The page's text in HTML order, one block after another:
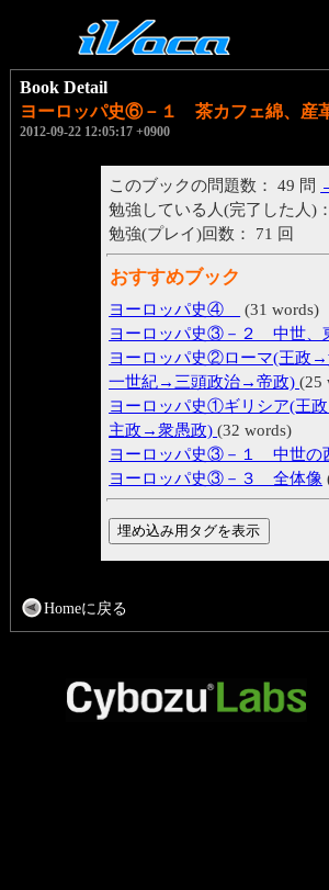
Book Detail
ヨーロッパ史⑥－１ 茶カフェ綿、産
2012-09-22 12:05:17 +0900
このブックの問題数： 49 問
勉強している人(完了した人)
勉強(プレイ)回数： 71 回
おすすめブック
ヨーロッパ史④
(31 words)
ヨーロッパ史③－２ 中世、
ヨーロッパ史②ローマ(王政
一世紀→三頭政治→帝政)(25
ヨーロッパ史①ギリシア(
主政→衆愚政)(32 words)
ヨーロッパ史③－１ 中世の
ヨーロッパ史③－３ 全体像
Homeに戻る